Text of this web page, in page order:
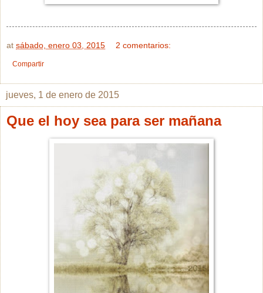
at sábado, enero 03, 2015 2 comentarios:
Compartir
jueves, 1 de enero de 2015
Que el hoy sea para ser mañana